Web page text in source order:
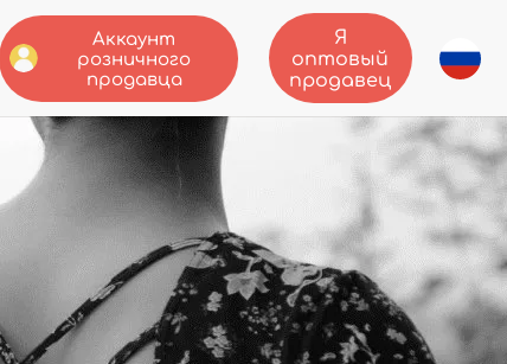
Аккаунт
розничного
продавца
Я
оптовый
продавец